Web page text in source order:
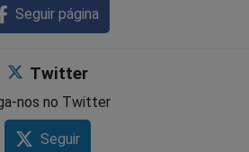
Seguir página
Twitter
nos no Twitter
Seguir